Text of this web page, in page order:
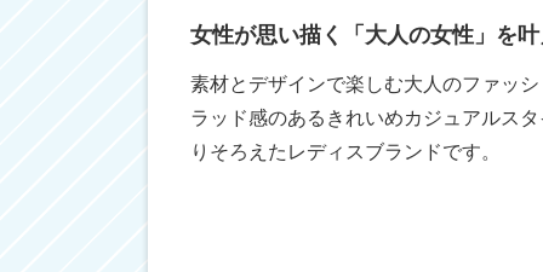
女性が思い描く「大人の女性」を
素材とデザインで楽しむ大人のファッ
ラッド感のあるきれいめカジュアルス
りそろえたレディスブランドです。